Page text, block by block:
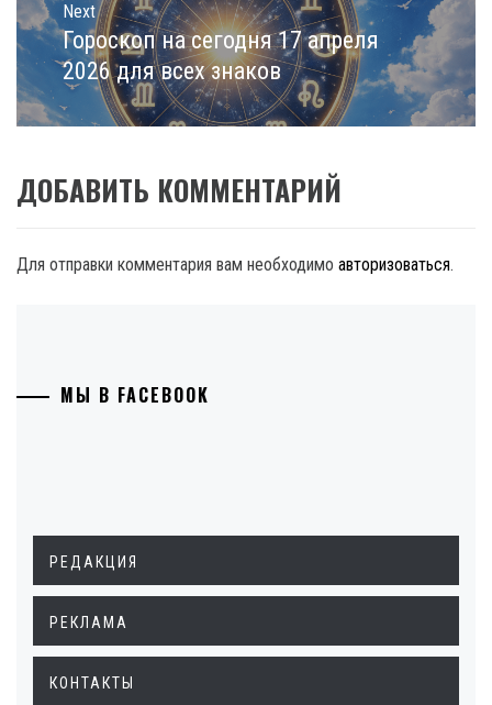
Next
Next
post:
Гороскоп на сегодня 17 апреля
2026 для всех знаков
ДОБАВИТЬ КОММЕНТАРИЙ
Для отправки комментария вам необходимо авторизоваться.
МЫ В FACEBOOK
РЕДАКЦИЯ
РЕКЛАМА
КОНТАКТЫ